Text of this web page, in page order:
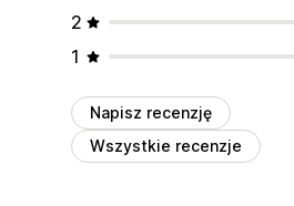
2
1
Napisz recenzję
Wszystkie recenzje